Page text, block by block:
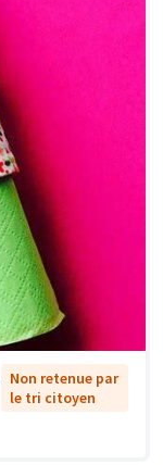
Non retenue par
le tri citoyen